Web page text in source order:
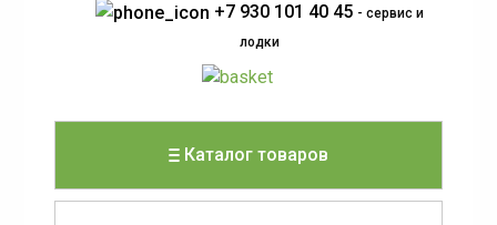
+7 930 101 40 45 - сервис и
лодки
Каталог товаров